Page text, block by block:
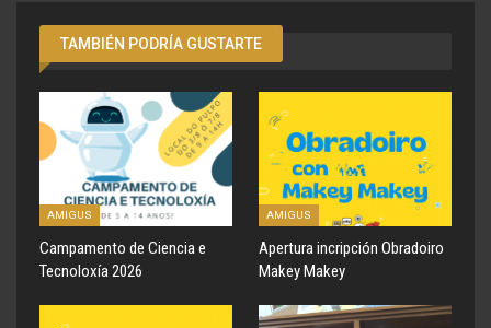
TAMBIÉN PODRÍA GUSTARTE
AMIGUS
Campamento de Ciencia e
Tecnoloxía 2026
AMIGUS
Apertura incripción Obradoiro
Makey Makey